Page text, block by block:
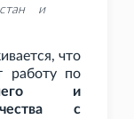
и
что
работу по
и
с